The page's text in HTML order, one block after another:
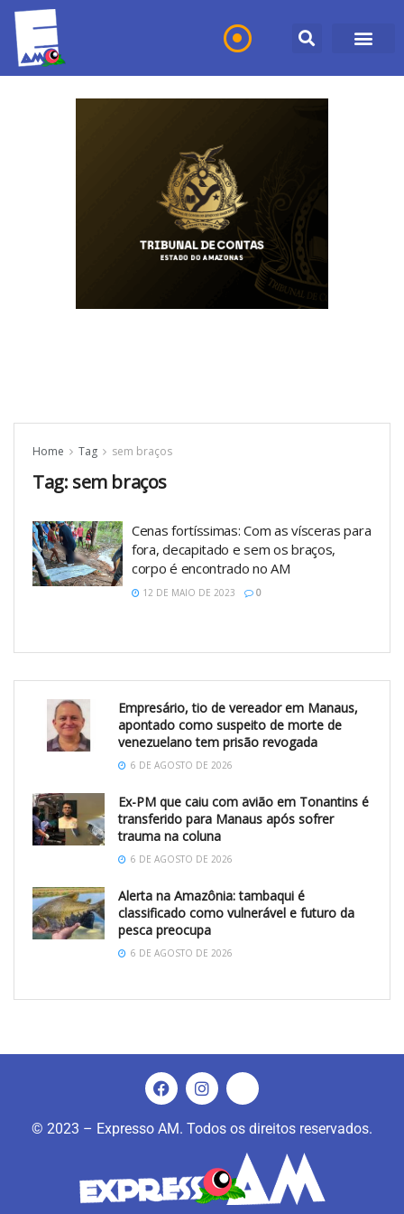
Home Tag sem braços
Tag: sem braços
Cenas fortíssimas: Com as vísceras para
fora, decapitado e sem os braços,
corpo é encontrado no AM
12 DE MAIO DE 2023 0
Empresário, tio de vereador em Manaus,
apontado como suspeito de morte de
venezuelano tem prisão revogada
6 DE AGOSTO DE 2026
Ex-PM que caiu com avião em Tonantins é
transferido para Manaus após sofrer
trauma na coluna
6 DE AGOSTO DE 2026
Alerta na Amazônia: tambaqui é
classificado como vulnerável e futuro da
pesca preocupa
6 DE AGOSTO DE 2026
© 2023 – Expresso AM. Todos os direitos reservados.